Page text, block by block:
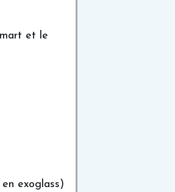
et le
exoglass)